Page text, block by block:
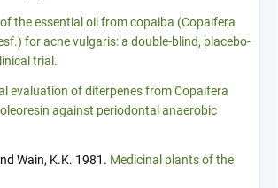
the essential oil from copaiba (Copaifera
for acne vulgaris: a double-blind, placebo-
trial.
evaluation of diterpenes from Copaifera
against periodontal anaerobic
Wain, K.K. 1981. Medicinal plants of the